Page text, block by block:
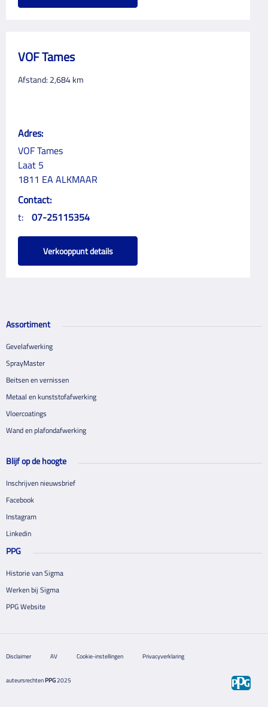
VOF Tames
Afstand: 2,684km
Adres:
VOF Tames
Laat 5
1811 EA ALKMAAR
Contact:
t: 07-25115354
Verkooppunt details
Assortiment
Gevelafwerking
SprayMaster
Beitsen en vernissen
Metaal en kunststofafwerking
Vloercoatings
Wand en plafondafwerking
Blijf op de hoogte
Inschrijven nieuwsbrief
Facebook
Instagram
Linkedin
PPG
Historie van Sigma
Werken bij Sigma
PPG Website
Disclaimer AV Cookie-instellingen Privacyverklaring
auteursrechtenPPG2025